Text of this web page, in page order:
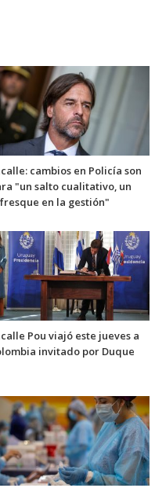
cambios en Policía son
"un salto cualitativo, un
en la gestión"
Pou viajó este jueves a
invitado por Duque